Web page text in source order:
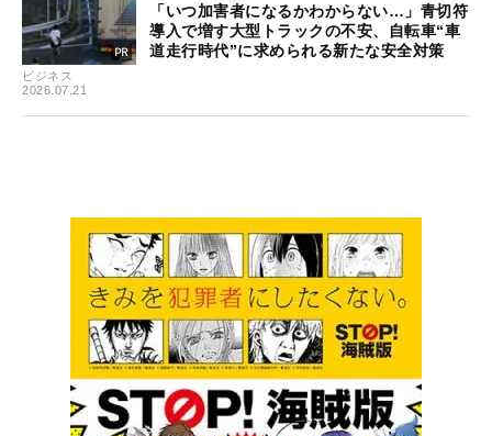
ビジネス
2026.07.21
「いつ加害者になるかわからない…」青切符
導入で増す大型トラックの不安、自転車“車
道走行時代”に求められる新たな安全対策